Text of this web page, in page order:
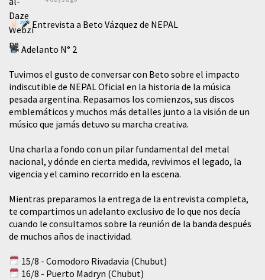
Entrevista a Beto Vázquez de NEPAL
Adelanto N° 2
Tuvimos el gusto de conversar con Beto sobre el impacto
indiscutible de NEPAL Oficial en la historia de la música
pesada argentina. Repasamos los comienzos, sus discos
emblemáticos y muchos más detalles junto a la visión de un
músico que jamás detuvo su marcha creativa.
​Una charla a fondo con un pilar fundamental del metal
nacional, y dónde en cierta medida, revivimos el legado, la
vigencia y el camino recorrido en la escena.
Mientras preparamos la entrega de la entrevista completa,
te compartimos un adelanto exclusivo de lo que nos decía
cuando le consultamos sobre la reunión de la banda después
de muchos años de inactividad.
15/8 - Comodoro Rivadavia (Chubut)
16/8 - Puerto Madryn (Chubut)